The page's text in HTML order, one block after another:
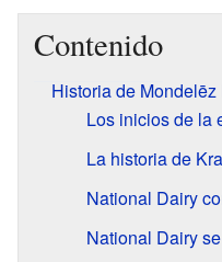
Contenido
Historia de
Los inicios de la
La historia de
National Dairy
National Dairy